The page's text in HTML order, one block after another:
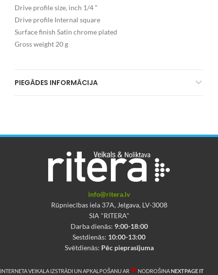
Drive profile size, inch 1/4 ”
Drive profile Internal square
Surface finish Satin chrome plated
Gross weight 20 g
PIEGĀDES INFORMĀCIJA
info@ritera.lv
Rūpniecības iela 37A, Jelgava, LV-3008
SIA "RITERA"
Darba dienās: 9:00-18:00
Sestdienās: 10:00-13:00
Svētdienās: Pēc pieprasījuma
INTERNETA VEIKALA IZSTRĀDI UN APKALPOŠANU AR ❤ NODROŠINANEXTPAGE IT